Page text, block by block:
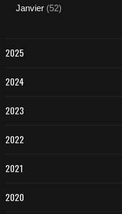
Janvier (52)
2025
2024
2023
2022
2021
2020